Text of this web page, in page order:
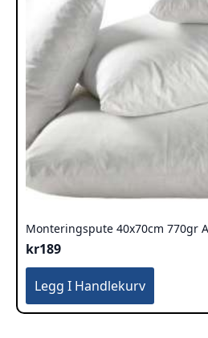
Monteringspute 40x70cm 770gr
kr189
Legg I Handlekurv